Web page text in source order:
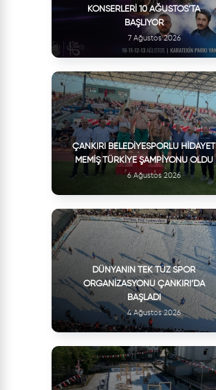
KONSERLERI 10 AĞUSTOS’TA
BAŞLIYOR
7 Ağustos 2026
ÇANKIRI BELEDIYESPORLU HIDAYET
MEMIŞ TÜRKIYE ŞAMPIYONU OLDU
6 Ağustos 2026
DÜNYANIN TEK TUZ SPOR
ORGANIZASYONU ÇANKIRI’DA
BAŞLADI
4 Ağustos 2026